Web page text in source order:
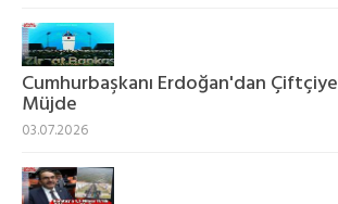
Cumhurbaşkanı Erdoğan'dan Çiftçiye
Müjde
03.07.2026